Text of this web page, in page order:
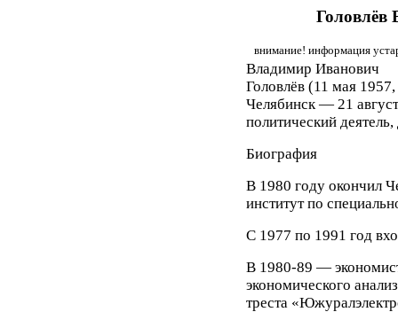
Головлёв
внимание! информация
Владимир Иванович
Головлёв (11 мая 1957,
Челябинск — 21
политический
Биография
В 1980 году окончил
институт по
С 1977 по 1991 год
В 1980-89 —
экономического
треста